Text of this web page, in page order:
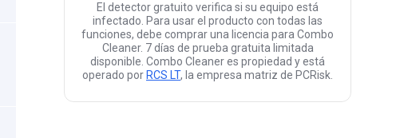
El detector gratuito verifica si su equipo está
infectado. Para usar el producto con todas las
funciones, debe comprar una licencia para Combo
Cleaner. 7 días de prueba gratuita limitada
disponible. Combo Cleaner es propiedad y está
operado por RCS LT, la empresa matriz de PCRisk.